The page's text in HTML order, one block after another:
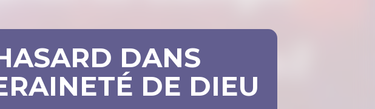
DANS
DE DIEU